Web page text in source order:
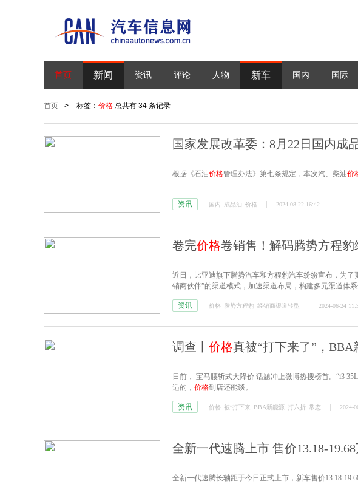
首页 新闻 资讯 评论 人物 新车 国内 国际
首页 > 标签： 价格 总共有 34 条记录
国家发展改革委：8月22日国内成
根据《石油价格管理办法》第七条规定，本次汽、柴油价
资讯 国内 成品油 价格 2024-08-22 16:42
卷完价格卷销售！解码腾势方程豹
近日，比亚迪旗下腾势汽车和方程豹汽车纷纷宣布，为
销商伙伴”的渠道模式，加速渠道布局，构建多元渠道体系
资讯 价格 腾势方程豹 经销商渠道转型 2024-06-24
调查丨 价格真被“打下来了”，
日前， 宝马腰斩式大降价 话题冲上微博热搜榜首。“i3
适的， 价格到店还能谈。
资讯 价格 被“打下来 BBA新能源 打六折 常态 2024-
全新一代速腾上市 售价13.18-
全新一代速腾长轴距于今日正式上市，新车售价13.18-